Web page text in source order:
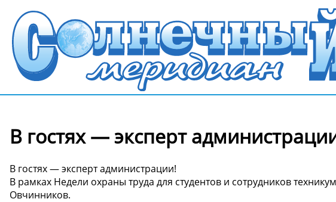
В гостях — эксперт
В гостях — эксперт администрации!
В рамках Недели охраны труда для студентов и сотрудников
Овчинников.